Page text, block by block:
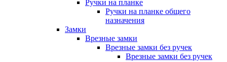
Ручки на планке
Ручки на планке общего
назначения
Замки
Врезные замки
Врезные замки без ручек
Врезные замки без ручек